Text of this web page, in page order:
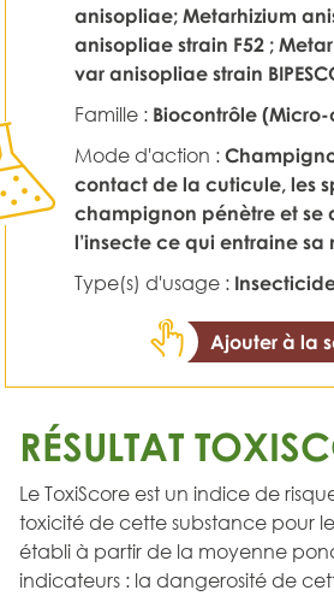
anisopliae; Metarhizium
anisopliae strain F52 ;
var anisopliae strain
Famille : Biocontrôle
Mode d'action :
contact de la cuticule, les
champignon pénètre et se
l’insecte ce qui entraine sa
Type(s) d'usage :
Ajouter à la
RÉSULTAT
Le ToxiScore est un indice de
toxicité de cette substance pour
établi à partir de la moyenne
indicateurs : la dangerosité de